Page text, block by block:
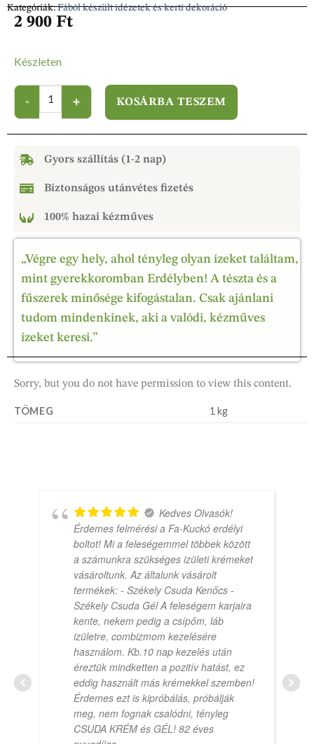
Kategóriák:Fából készült idézetek és kerti dekoráció
2 900 Ft
Készleten
KOSÁRBA TESZEM
Gyors szállítás (1-2 nap)
Biztonságos utánvétes fizetés
100% hazai kézműves
„Végre egy hely, ahol tényleg olyan ízeket találtam,
mint gyerekkoromban Erdélyben! A tészta és a
fűszerek minősége kifogástalan. Csak ajánlani
tudom mindenkinek, aki a valódi, kézműves
ízeket keresi.”
Sorry, but you do not have permission to view this content.
TÖMEG 1 kg
Kedves Olvasók!
Érdemes felmérési a Fa-Kuckó erdélyi
boltot! Mi a feleségemmel többek között
a számunkra szükséges izületi krémeket
vásároltunk. Az általunk vásárolt
termékek: - Székely Csuda Kenőcs -
Székely Csuda Gél A feleségem karjaira
kente, nekem pedig a csípőm, láb
izületre, combizmom kezelésére
használom. Kb.10 nap kezelés után
éreztük mindketten a pozitív hatást, ez
eddig használt más krémekkel szemben!
Érdemes ezt is kipróbálás, próbálják
meg, nem fognak csalódni, tényleg
CSUDA KRÉM és GÉL! 82 éves